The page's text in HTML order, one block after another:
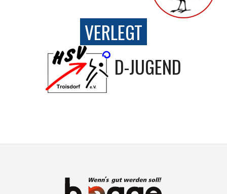
VERLEGT
D-JUGEND